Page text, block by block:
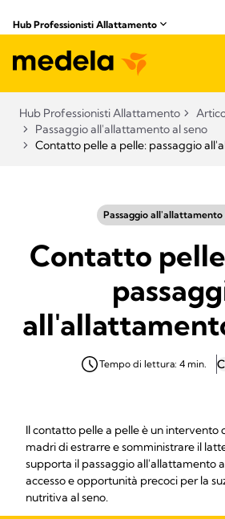
Hub Professionisti Allattamento​
Hub Professionisti Allattamento​
Passaggio all'allattamento al seno
Contatto pelle a pelle: passaggio
Passaggio all'allattamento
Contatto
Tempo di lettura: 4 min.
Il contatto pelle a pelle è un intervento
madri di estrarre e somministrare il
supporta il passaggio all'allattamento
accesso e opportunità precoci per la
nutritiva al seno.